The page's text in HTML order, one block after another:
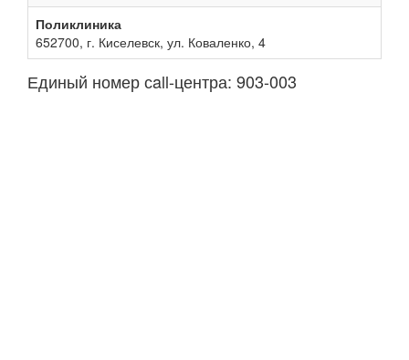
Поликлиника
652700, г. Киселевск, ул. Коваленко, 4
Единый номер сall-центра: 903-003